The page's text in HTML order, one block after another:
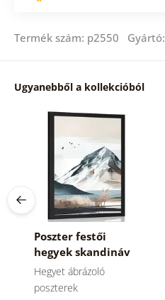
Termék szám: p2550 Gyártó:
Ugyanebből a kollekcióból
Poszter festői
hegyek skandináv
stílusban.
Hegyet ábrázoló
poszterek